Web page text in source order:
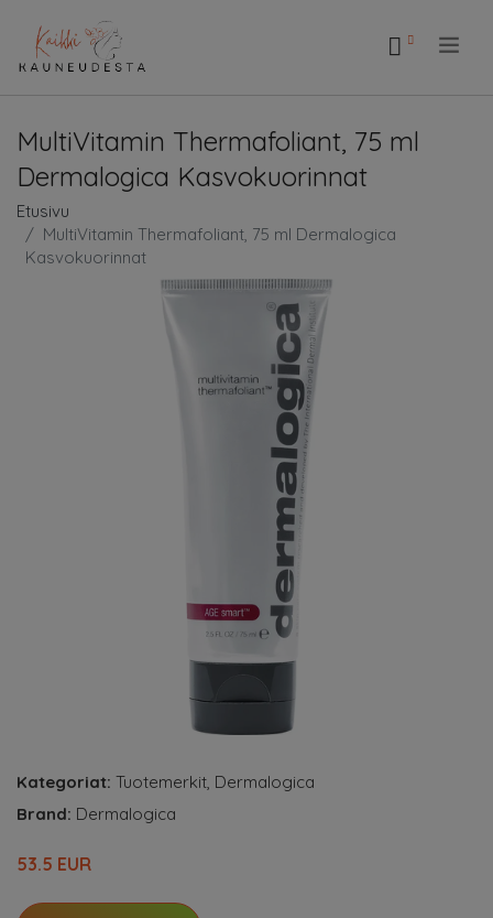
MultiVitamin Thermafoliant, 75 ml
Dermalogica Kasvokuorinnat
Etusivu
MultiVitamin Thermafoliant, 75 ml Dermalogica
Kasvokuorinnat
Kategoriat: Tuotemerkit, Dermalogica
Brand: Dermalogica
53.5 EUR